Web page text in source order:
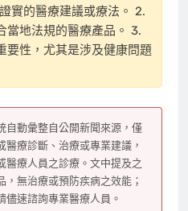
實的醫療建議或療法。 2.
當地法規的醫療產品。 3.
要性，尤其是涉及健康問題
自動彙整自公開新聞來源，僅
療診斷、治療或專業建議，
醫療人員之診療。文中提及之
無治療或預防疾病之效能；
儘速諮詢專業醫療人員。